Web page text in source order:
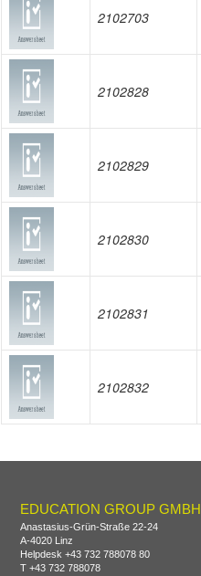
2102703
2102828
2102829
2102830
2102831
2102832
EDUCATION GROUP GMBH
Anastasius-Grün-Straße 22-24
A-4020 Linz
Helpdesk +43 732 788078 80
T +43 732 788078